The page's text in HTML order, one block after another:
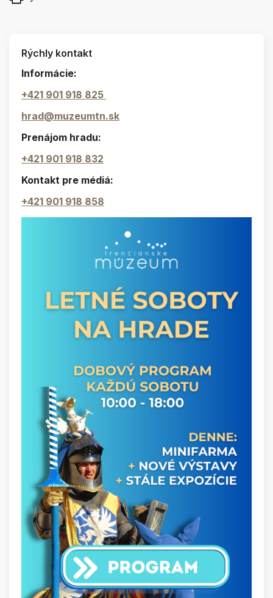
Rýchly kontakt
Informácie:
+421 901 918 825
hrad@muzeumtn.sk
Prenájom hradu:
+421 901 918 832
Kontakt pre médiá:
+421 901 918 858